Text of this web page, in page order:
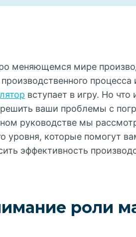
меняющемся мире
вступает в игру. Но
ваши проблемы с
руководстве мы
уровня, которые помогут
эффективность
роли